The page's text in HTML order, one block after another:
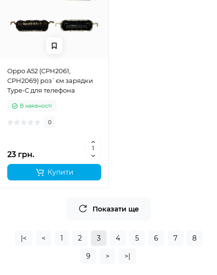
Oppo A52 (CPH2061,
CPH2069) роз`єм зарядки
Type-C для телефона
В наявності
0
23 грн.
Купити
Показати ще
|< < 1 2 3 4 5 6 7 8
9 > >|